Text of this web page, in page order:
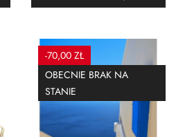
-70,00 ZŁ
OBECNIE BRAK NA
STANIE